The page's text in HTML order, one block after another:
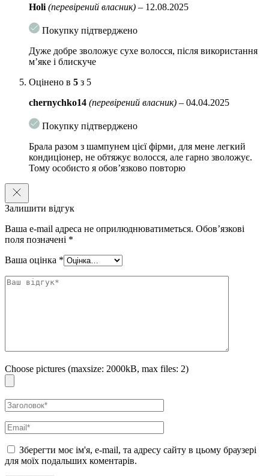
Holi (перевірений власник) – 12.08.2025
Покупку підтверджено
Дуже добре зволожує сухе волосся, після використання
м’яке і блискуче
Оцінено в 5 з 5
chernychko14 (перевірений власник) – 04.04.2025
Покупку підтверджено
Брала разом з шампунем цієї фірми, для мене легкий
кондиціонер, не обтяжує волосся, але гарно зволожує.
Тому особисто я обовʼязково повторю
Залишити відгук
Ваша e-mail адреса не оприлюднюватиметься. Обов’язкові
поля позначені *
Ваша оцінка *
Choose pictures (maxsize: 2000kB, max files: 2)
Зберегти моє ім'я, e-mail, та адресу сайту в цьому браузері
для моїх подальших коментарів.